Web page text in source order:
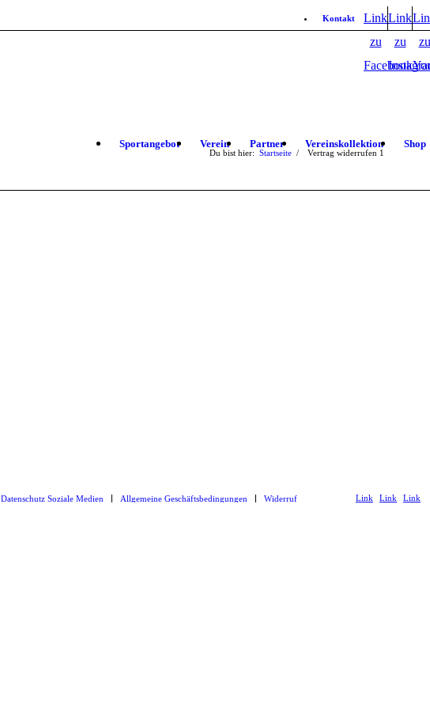
Link
zu
Facebook
Link
zu
zu
Kontakt
Sportangebot Verein Partner Vereinskollektion Shop
Du bist hier: Startseite 1
/ Vertrag widerrufen
Link Link Link
Datenschutz Soziale Medien Allgemeine Geschäftsbedingungen Widerruf